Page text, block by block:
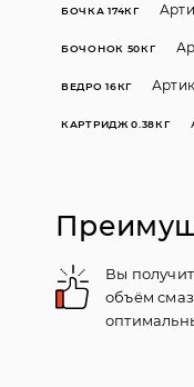
БОЧКА 174КГ
БОЧОНОК 50КГ
ВЕДРО 16КГ
КАРТРИДЖ 0.38КГ
Вы
объём